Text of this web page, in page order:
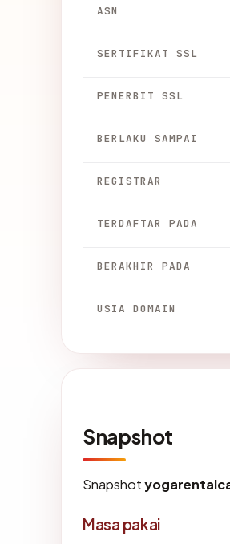
ASN
SERTIFIKAT SSL
PENERBIT SSL
BERLAKU SAMPAI
REGISTRAR
TERDAFTAR PADA
BERAKHIR PADA
USIA DOMAIN
Snapshot
Snapshot
Masa pakai